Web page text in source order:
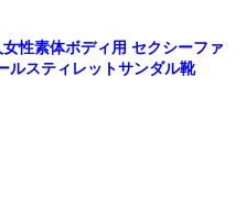
性素体ボディ用 セクシーファ
ルスティレットサンダル靴